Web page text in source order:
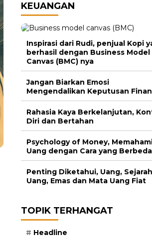
KEUANGAN
Inspirasi dari Rudi, penjual Kopi
berhasil dengan Business Model
Canvas (BMC) nya
Jangan Biarkan Emosi
Mengendalikan Keputusan
Rahasia Kaya Berkelanjutan,
Diri dan Bertahan
Psychology of Money,
Uang dengan Cara yang Berbeda
Penting Diketahui, Uang, Sejarah
Uang, Emas dan Mata Uang Fiat
TOPIK TERHANGAT
Headline